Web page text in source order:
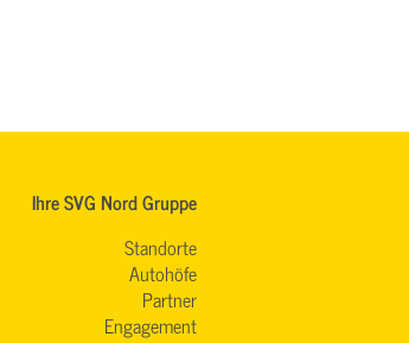
Ihre SVG Nord Gruppe
Standorte
Autohöfe
Partner
Engagement